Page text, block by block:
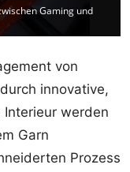
Gaming und
von
innovative,
werden
Garn
Prozess